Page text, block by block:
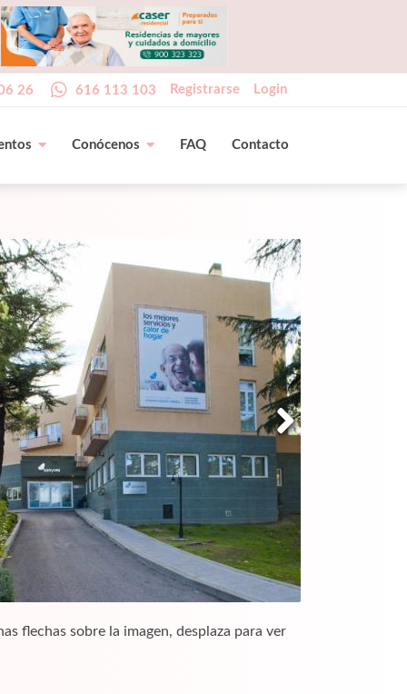
26 616 113 103 Registrarse Login
Conócenos FAQ Contacto
flechas sobre la imagen, desplaza para ver